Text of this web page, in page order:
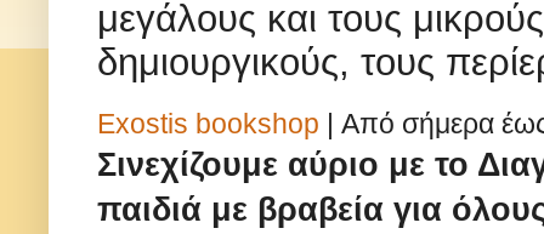
μεγάλους και τους
δημιουργικούς, τους
Exostis bookshop | Από σήμερα
Σινεχίζουμε αύριο με το
παιδιά με βραβεία για